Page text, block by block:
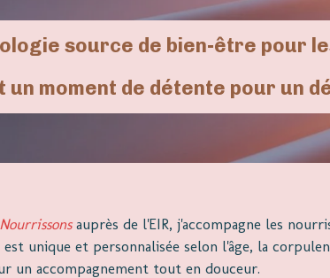
source de bien-être pour
un moment de détente pour un
auprès de l'EIR, j'accompagne les
est unique et personnalisée selon l'âge, la
un accompagnement tout en douceur.